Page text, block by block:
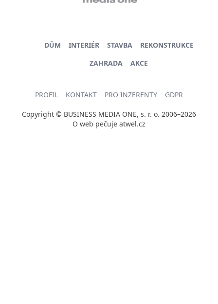
DŮM INTERIÉR STAVBA
REKONSTRUKCE
ZAHRADA
AKCE
PROFIL KONTAKT PRO INZERENTY GDPR
Copyright © BUSINESS MEDIA ONE, s. r. o. 2006–2026